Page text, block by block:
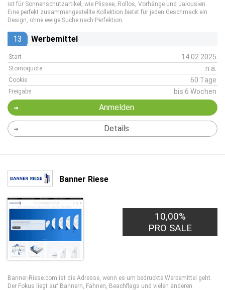
ist für Sonnenschutzartikel, wie Plissee, Rollos, Vorhänge und Jalousien.
Eine perfekt zusammengestellte Kollektion bietet für jeden Geschmack ein
Design, ohne ewige Suche nach Perfektion.
13 Werbemittel
Start 14.02.2025
Stornoquote n.a.
Cookie 60 Tage
Freigabe bis 6 Wochen
Anmelden
Details
Banner Riese
10,00%
PRO SALE
Banner-Riese.com ist die Adresse, wenn es um bedruckte Werbemittel geht.
Der Fokus liegt auf Bannern, Fahnen, Beachflags und vielen anderen